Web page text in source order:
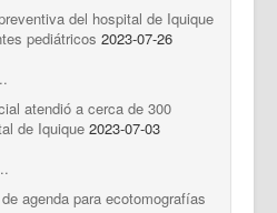
del hospital de Iquique
pediátricos 2023-07-26
atendió a cerca de 300
de Iquique 2023-07-03
agenda para ecotomografías